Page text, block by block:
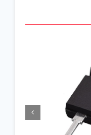
